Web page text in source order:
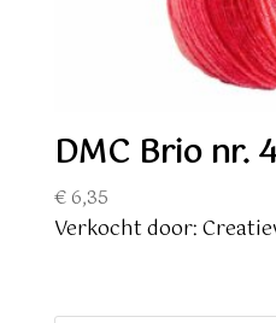
DMC Brio nr.
€6,35
Verkocht door: